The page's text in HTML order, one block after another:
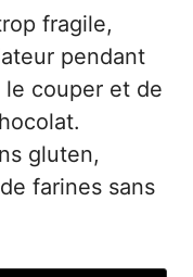
fragile,
pendant
le couper et de
gluten,
farines sans